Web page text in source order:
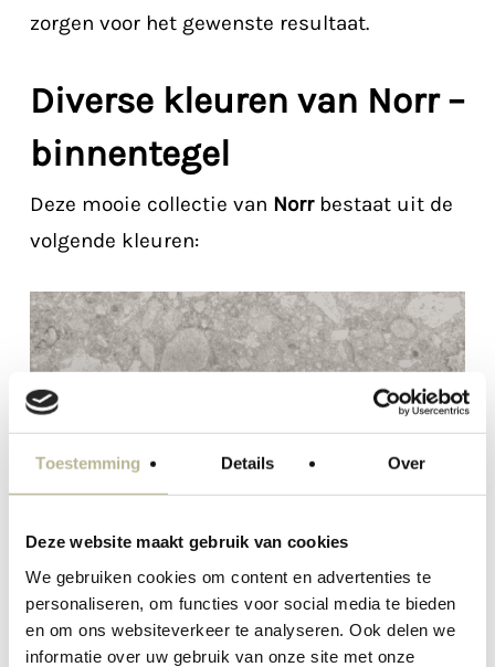
Toestemming Details Over
Deze website maakt gebruik van cookies
We gebruiken cookies om content en advertenties te
personaliseren, om functies voor social media te bieden
en om ons websiteverkeer te analyseren. Ook delen we
informatie over uw gebruik van onze site met onze
zorgen voor het gewenste resultaat.
Diverse kleuren van Norr –
binnentegel
Deze mooie collectie van Norrbestaat uit de
volgende kleuren: